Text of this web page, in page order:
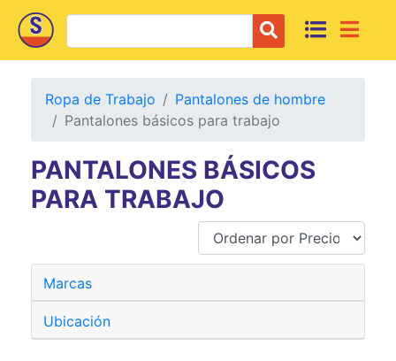
Ropa de Trabajo
Pantalones de hombre
Pantalones básicos para trabajo
PANTALONES BÁSICOS
PARA TRABAJO
Marcas
Ubicación